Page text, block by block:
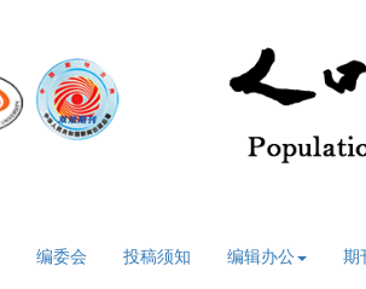
编委会 投稿须知 编辑办公 期